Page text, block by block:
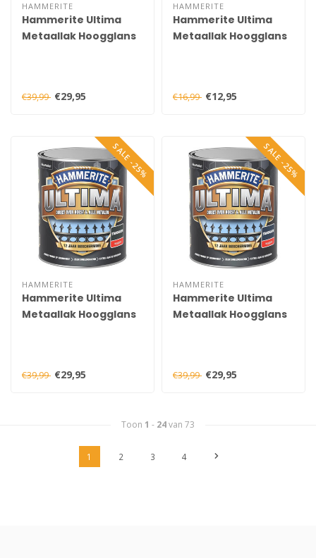
HAMMERITE
Hammerite Ultima
Metaallak Hoogglans
€39,99 €29,95
HAMMERITE
Hammerite Ultima
Metaallak Hoogglans
€16,99 €12,95
SALE -25%
HAMMERITE
Hammerite Ultima
Metaallak Hoogglans
€39,99 €29,95
SALE -25%
HAMMERITE
Hammerite Ultima
Metaallak Hoogglans
€39,99 €29,95
Toon 1 - 24van 73
1 2 3 4